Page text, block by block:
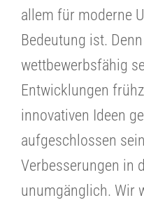
allem für moderne
Bedeutung ist.
wettbewerbsfähig
Entwicklungen
innovativen Ideen
aufgeschlossen
Verbesserungen in
unumgänglich. Wir